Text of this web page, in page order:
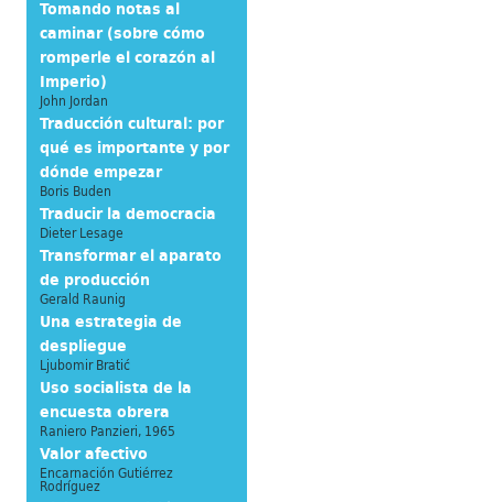
Tomando notas al
caminar (sobre cómo
romperle el corazón al
Imperio)
John Jordan
Traducción cultural: por
qué es importante y por
dónde empezar
Boris Buden
Traducir la democracia
Dieter Lesage
Transformar el aparato
de producción
Gerald Raunig
Una estrategia de
despliegue
Ljubomir Bratić
Uso socialista de la
encuesta obrera
Raniero Panzieri, 1965
Valor afectivo
Encarnación Gutiérrez
Rodríguez